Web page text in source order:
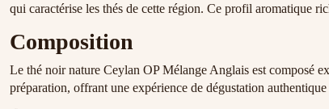
qui caractérise les thés de cette région. Ce profil aromatique
Composition
Le thé noir nature Ceylan OP Mélange Anglais est composé
préparation, offrant une expérience de dégustation